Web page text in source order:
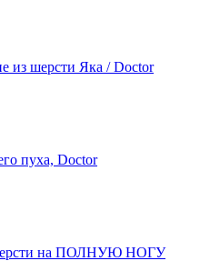
из шерсти Яка / Doctor
пуха, Doctor
на ПОЛНУЮ НОГУ